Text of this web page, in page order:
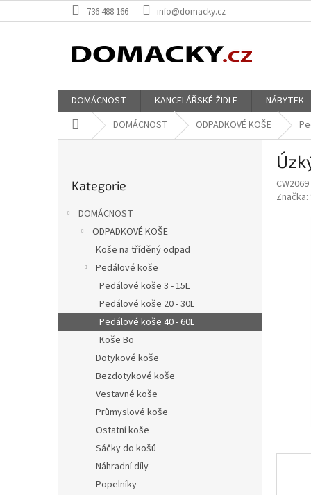
na
736 488 166 info@domacky.cz
DOMÁCNOST KANCELÁŘSKÉ ŽIDLE
NÁBYTEK
Domů DOMÁCNOST ODPADKOVÉ KOŠE
n
e
kategorie
Kategorie
DOMÁCNOST
ODPADKOVÉ KOŠE
Koše na tříděný odpad
Pedálové koše
Pedálové koše 3 - 15L
Pedálové koše 20 - 30L
Pedálové koše 40 - 60L
Koše Bo
Dotykové koše
Bezdotykové koše
Vestavné koše
Průmyslové koše
Ostatní koše
Sáčky do košů
Náhradní díly
Popelníky
CW2069
Značka: